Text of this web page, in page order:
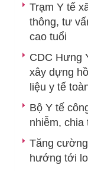
Trạm Y tế
thông, tư
cao tuổi
CDC Hưng
xây dựng
liệu y tế
Bộ Y tế
nhiễm, chia
Tăng
hướng tới